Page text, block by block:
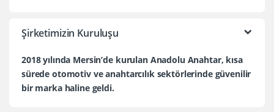
Şirketimizin Kuruluşu
2018 yılında Mersin’de kurulan Anadolu Anahtar, kısa
sürede otomotiv ve anahtarcılık sektörlerinde güvenilir
bir marka haline geldi.